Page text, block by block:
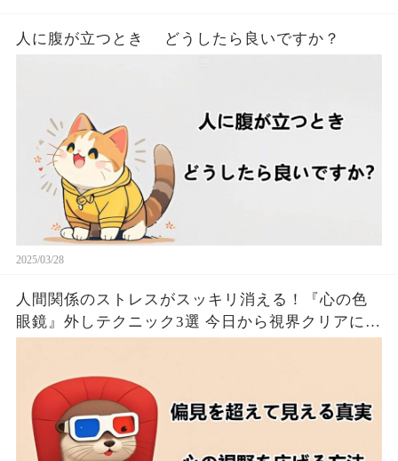
人に腹が立つとき どうしたら良いですか？
2025/03/28
人間関係のストレスがスッキリ消える！『心の色
眼鏡』外しテクニック3選 今日から視界クリアにな